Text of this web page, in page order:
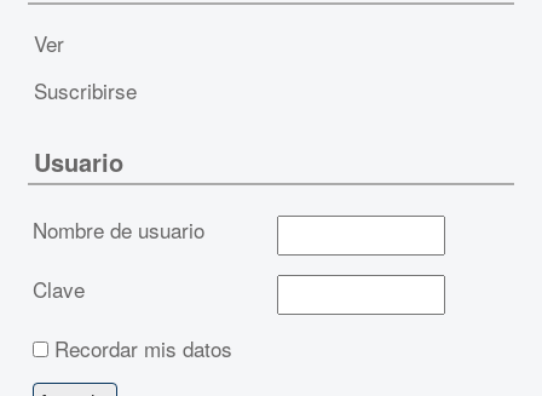
Ver
Suscribirse
Usuario
Nombre de usuario
Clave
Recordar mis datos